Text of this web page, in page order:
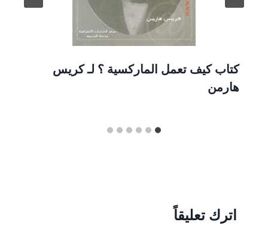
كتاب كيف تعمل الماركسية ؟ لـ كريس
هارمن
اترك تعليقاً